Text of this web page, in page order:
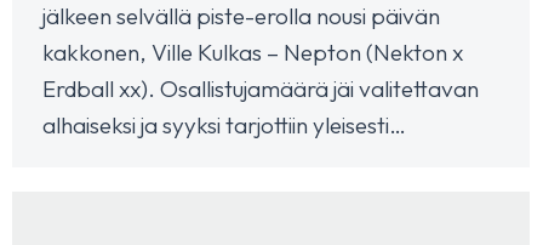
jälkeen selvällä piste-erolla nousi päivän
kakkonen, Ville Kulkas – Nepton (Nekton x
Erdball xx). Osallistujamäärä jäi valitettavan
alhaiseksi ja syyksi tarjottiin yleisesti…